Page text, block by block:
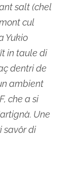
salt (chel
cul
Yukio
in taule di
dentri de
ambient
che a si
Une
savôr di